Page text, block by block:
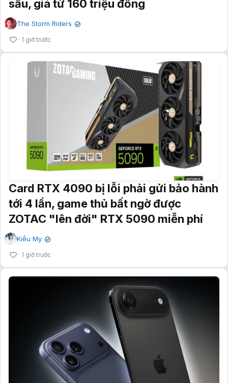
sấu, giá từ 160 triệu đồng
The Storm Riders ✔
1 giờ trước
Card RTX 4090 bị lỗi phải gửi bảo hành
tới 4 lần, game thủ bất ngờ được
ZOTAC "lên đời" RTX 5090 miễn phí
Kiều My ✔
1 giờ trước